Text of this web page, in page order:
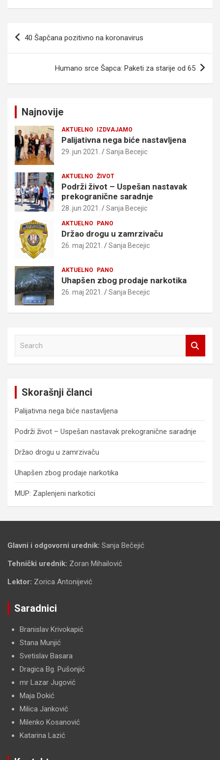
Kretanje
članka
40 Šapčana pozitivno na koronavirus
Humano srce Šapca: Paketi za starije od 65
Najnovije
AKTUELNO IZDVAJAMO
Palijativna nega biće nastavljena
29. jun 2021. Sanja Becejic
AKTUELNO ŽIVOT
Podrži život – Uspešan nastavak
prekogranične saradnje
28. jun 2021. Sanja Becejic
AKTUELNO PANO
Držao drogu u zamrzivaču
26. maj 2021. Sanja Becejic
AKTUELNO PANO
Uhapšen zbog prodaje narkotika
26. maj 2021. Sanja Becejic
Skorašnji članci
Palijativna nega biće nastavljena
Podrži život – Uspešan nastavak prekogranične saradnje
Držao drogu u zamrzivaču
Uhapšen zbog prodaje narkotika
MUP: Zaplenjeni narkotici
Glavni i odgovorni urednik: Sanja Bečejić
Tehnički urednik: Zoran Mihailović
Lektor: Zorica Antonijević
Saradnici
Branislav Krivokapić
Stana Munjić
Svetislav Basara
Dragica Bg. Pušonjić
mr Lazar Jugović
Maja Dokić
Milica Janković
Milenko Kosanović
Katarina Lazić